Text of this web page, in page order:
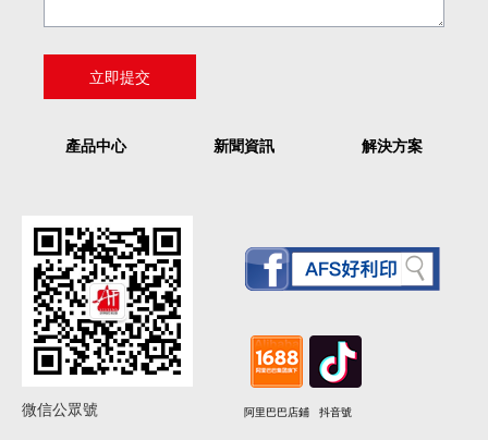
產品中心 新聞資訊 解決方案
微信公眾號 阿里巴巴店鋪 抖音號